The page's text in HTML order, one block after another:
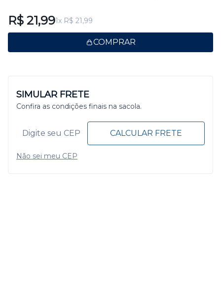
R$ 21,991x R$ 21,99
COMPRAR
SIMULAR FRETE
Confira as condições finais na sacola.
CALCULAR FRETE
Não sei meu CEP